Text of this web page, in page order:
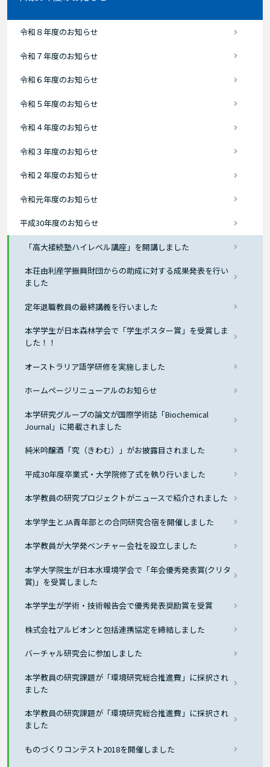
令和８年度のお知らせ
令和７年度のお知らせ
令和６年度のお知らせ
令和５年度のお知らせ
令和４年度のお知らせ
令和３年度のお知らせ
令和２年度のお知らせ
令和元年度のお知らせ
平成30年度のお知らせ
「高大接続塾ハイレベル講座」を開講しました
本荘由利産学振興財団からの助成に対する成果発表を行い
ました
定年退職教員の最終講義を行いました
本学学生が日本森林学会で「学生ポスター賞」を受賞しま
した！！
オーストラリア語学研修を実施しました
ホームページリニューアルのお知らせ
本学研究グループの論文が国際学術誌「Biochemical
Journal」に掲載されました
純米吟醸酒「究（きわむ）」がお披露目されました
平成30年度卒業式・大学院修了式を執り行いました
本学教員の研究プロジェクトがニュースで紹介されました
本学学生とJA青年部との合同研究合宿を開催しました
本学教員が大学発ベンチャー会社を設立しました
本学大学院生が日本水環境学会で「年会優秀発表賞(クリタ
賞)」を受賞しました
本学学生が学術・技術報告会で優秀発表奨励賞を受賞
株式会社アルビオンと包括連携協定を締結しました
バーチャル研究会に参加しました
本学教員の研究課題が「環境研究総合推進費」に採択され
ました
本学教員の研究課題が「環境研究総合推進費」に採択され
ました
ものづくりコンテスト2018を開催しました